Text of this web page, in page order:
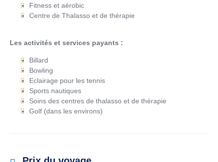
Fitness et aérobic
Centre de Thalasso et de thérapie
Les activités et services payants :
Billard
Bowling
Eclairage pour les tennis
Sports nautiques
Soins des centres de thalasso et de thérapie
Golf (dans les environs)